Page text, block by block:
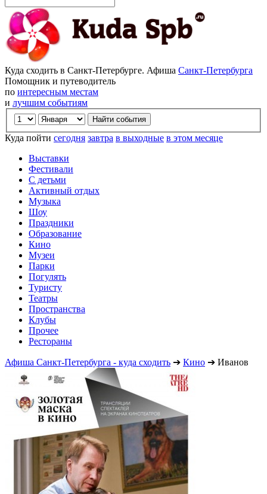
Куда сходить в Санкт-Петербурге. Афиша Санкт-Петербурга
Помощник и путеводитель
по интересным местам
и лучшим событиям
Куда пойти сегодня завтра в выходные в этом месяце
Выставки
Фестивали
С детьми
Активный отдых
Музыка
Шоу
Праздники
Образование
Кино
Музеи
Парки
Погулять
Туристу
Театры
Пространства
Клубы
Прочее
Рестораны
Афиша Санкт-Петербурга - куда сходить ➔ Кино ➔ Иванов